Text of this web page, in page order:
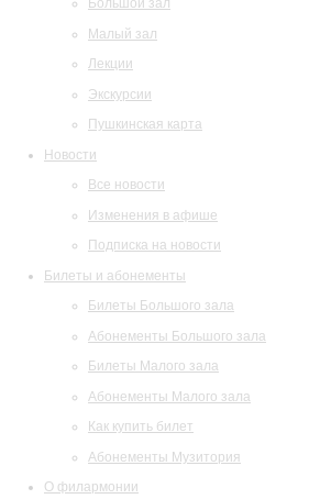
Большой зал
Малый зал
Лекции
Экскурсии
Пушкинская карта
Новости
Все новости
Изменения в афише
Подписка на новости
Билеты и абонементы
Билеты Большого зала
Абонементы Большого зала
Билеты Малого зала
Абонементы Малого зала
Как купить билет
Абонементы Музитория
О филармонии